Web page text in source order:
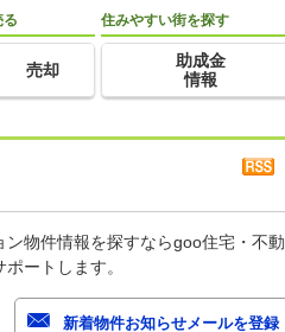
る
売却
住みやすい街を探す
助成金
情報
物件情報を探すならgoo住宅・不動
ートします。